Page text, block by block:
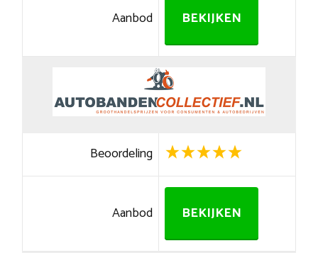
Aanbod BEKIJKEN
Beoordeling
Aanbod BEKIJKEN